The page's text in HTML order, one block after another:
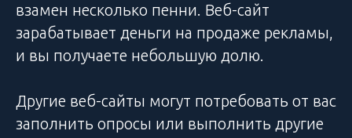
взамен несколько пенни. Веб-сайт
зарабатывает деньги на продаже рекламы,
и вы получаете небольшую долю.
Другие веб-сайты могут потребовать от вас
заполнить опросы или выполнить другие